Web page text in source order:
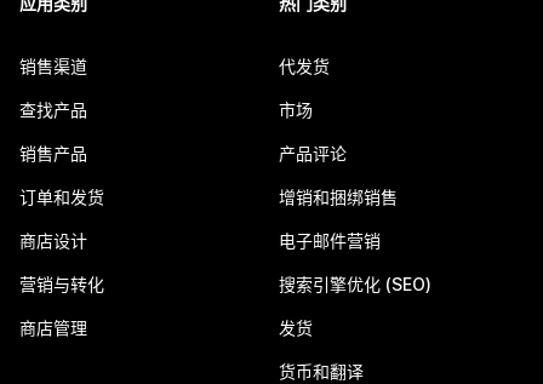
销售渠道
查找产品
销售产品
订单和发货
商店设计
营销与转化
商店管理
代发货
市场
产品评论
增销和捆绑销售
电子邮件营销
搜索引擎优化 (SEO)
发货
货币和翻译